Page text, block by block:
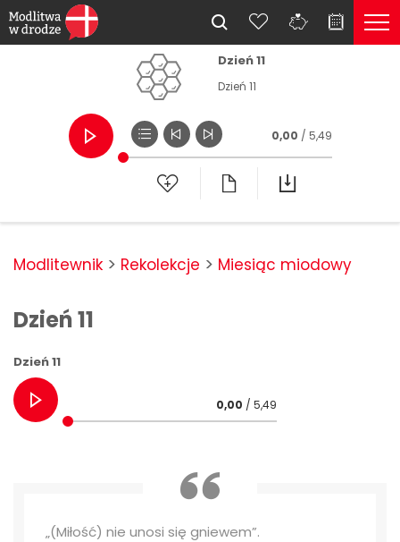
Dzień 11
Dzień 11
0,00 / 5,49
Modlitewnik Rekolekcje Miesiąc miodowy
Dzień 11
Dzień 11
0,00 / 5,49
„(Miłość) nie unosi się gniewem”.